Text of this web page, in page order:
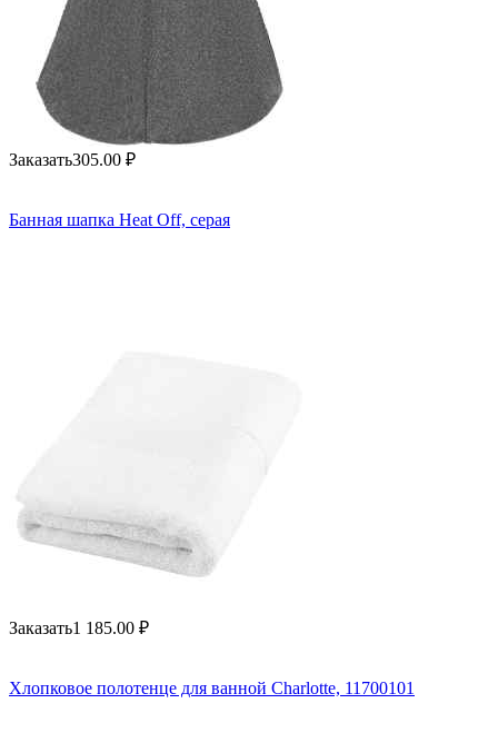
Заказать305.00 ₽
Банная шапка Heat Off, серая
Заказать1 185.00 ₽
Хлопковое полотенце для ванной Charlotte, 11700101